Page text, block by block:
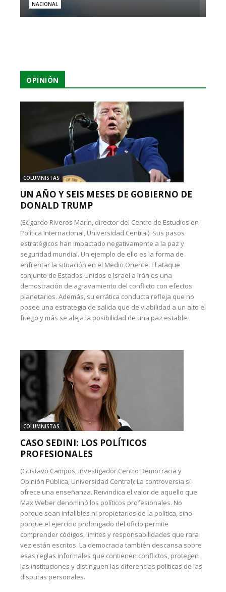
NACIONAL
OPINIÓN
COLUMNISTAS
UN AÑO Y SEIS MESES DE GOBIERNO DE
DONALD TRUMP
(Edgardo Riveros Marín, director del Centro de Estudios en
Política Internacional, Universidad Central): Sus pasos
estratégicos han impactado negativamente a la paz y
seguridad mundial. Un ejemplo de ello es la forma de
enfrentar la situación en el Medio Oriente. El ataque
conjunto de Estados Unidos e Israel a Irán es una
demostración de agravamiento del conflicto con efectos
planetarios. Además, su errática conducta refleja que no
posee una estrategia de salida que de viabilidad a un alto el
fuego y más se aleja la posibilidad de una paz estable.
COLUMNISTAS
CASO SEDINI: LOS POLÍTICOS
PROFESIONALES
(Gustavo Campos, investigador Centro Democracia y
Opinión Pública, Universidad Central): La controversia sí
ofrece una enseñanza. Reivindica el valor de aquello que
Max Weber denominó los políticos profesionales. No
porque sean infalibles ni propietarios de la política, sino
porque el ejercicio prolongado del oficio permite
comprender códigos, límites y responsabilidades que rara
vez están escritos. La democracia también descansa sobre
esas reglas informales que contienen conflictos, protegen
las instituciones y distinguen las diferencias políticas de las
disputas personales.